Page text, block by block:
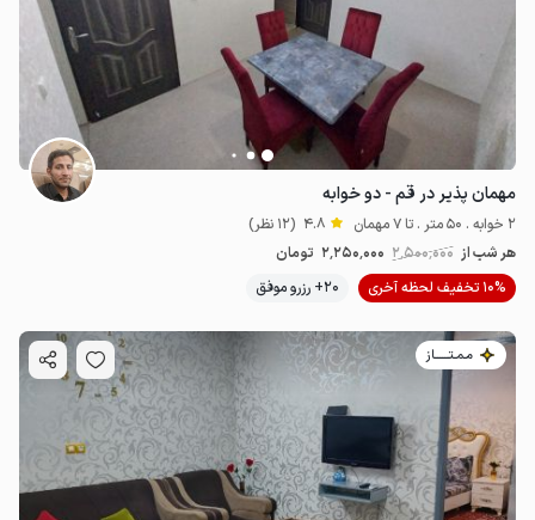
مهمان پذیر در قم - دو خوابه
2 خوابه . 50 متر . تا 7 مهمان 4.8 (12 نظر)
هر شب از 2٬500٬000 2٬250٬000 تومان
10% تخفیف لحظه آخری
20+ رزرو موفق
مـمـتــــــاز